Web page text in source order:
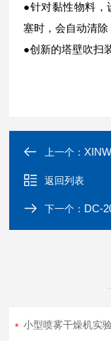
●针对黏性物料，
塞时，会自动清除
●创新的塔壁吹扫
上一个：
返回列表
下一个： DC-